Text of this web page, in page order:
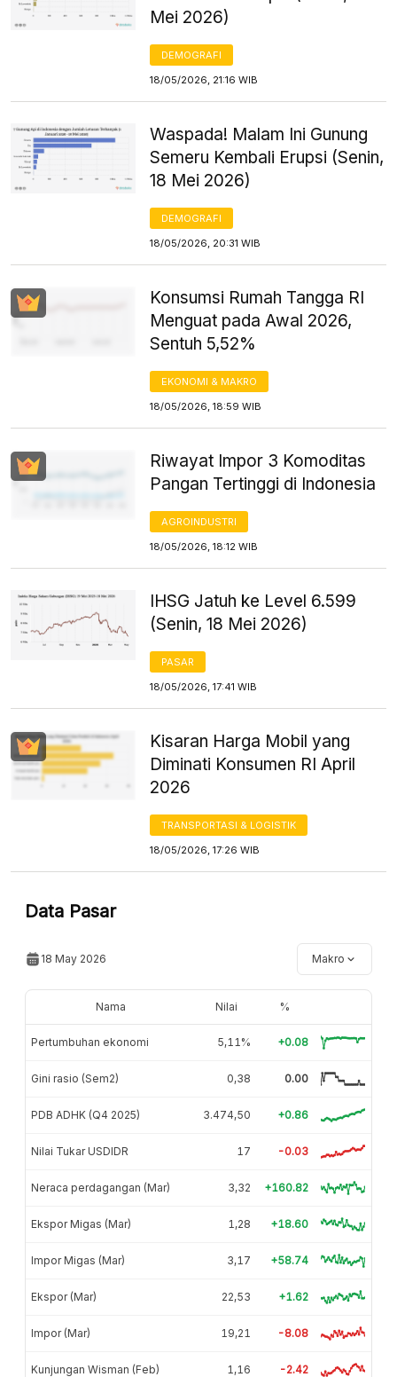
Mei 2026)
DEMOGRAFI
18/05/2026, 21:16 WIB
Waspada! Malam Ini Gunung
Semeru Kembali Erupsi (Senin,
18 Mei 2026)
DEMOGRAFI
18/05/2026, 20:31 WIB
Konsumsi Rumah Tangga RI
Menguat pada Awal 2026,
Sentuh 5,52%
EKONOMI & MAKRO
18/05/2026, 18:59 WIB
Riwayat Impor 3 Komoditas
Pangan Tertinggi di Indonesia
AGROINDUSTRI
18/05/2026, 18:12 WIB
IHSG Jatuh ke Level 6.599
(Senin, 18 Mei 2026)
PASAR
18/05/2026, 17:41 WIB
Kisaran Harga Mobil yang
Diminati Konsumen RI April
2026
TRANSPORTASI & LOGISTIK
18/05/2026, 17:26 WIB
Data Pasar
18 May 2026 Makro
Nama Nilai %
Pertumbuhan ekonomi 5,11% +0.08
Gini rasio (Sem2) 0,38 0.00
PDB ADHK (Q4 2025) 3.474,50 +0.86
Nilai Tukar USDIDR 17 -0.03
Neraca perdagangan (Mar) 3,32 +160.82
Ekspor Migas (Mar) 1,28 +18.60
Impor Migas (Mar) 3,17 +58.74
Ekspor (Mar) 22,53 +1.62
Impor (Mar) 19,21 -8.08
Kunjungan Wisman (Feb) 1,16 -2.42